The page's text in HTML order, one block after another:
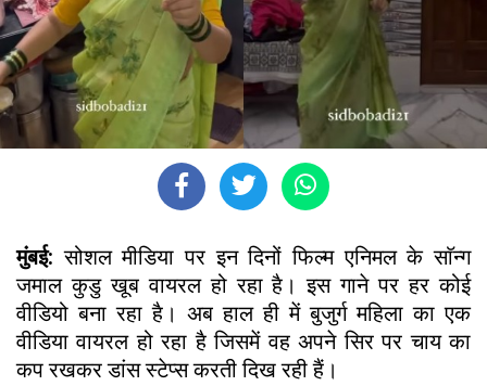
मुंबई:सोशल मीडिया पर इन दिनों फिल्म एनिमल के साॅन्ग
जमाल कुडु खूब वायरल हो रहा है। इस गाने पर हर कोई
वीडियो बना रहा है। अब हाल ही में बुजुर्ग महिला का एक
वीडिया वायरल हो रहा है जिसमें वह अपने सिर पर चाय का
कप रखकर डांस स्टेप्स करती दिख रही हैं।